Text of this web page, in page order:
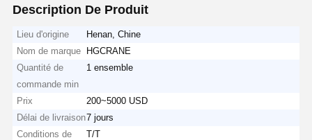
Description De Produit
Lieu d'origine
Henan, Chine
Nom de marque
HGCRANE
Quantité de
commande min
1 ensemble
Prix
200~5000 USD
Délai de livraison7 jours
Conditions de
T/T